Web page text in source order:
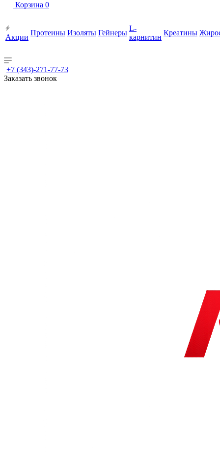
Корзина 0
Акции
Протеины Изоляты Гейнеры
L-
карнитин
Креатины
+7 (343)-271-77-73
Заказать звонок